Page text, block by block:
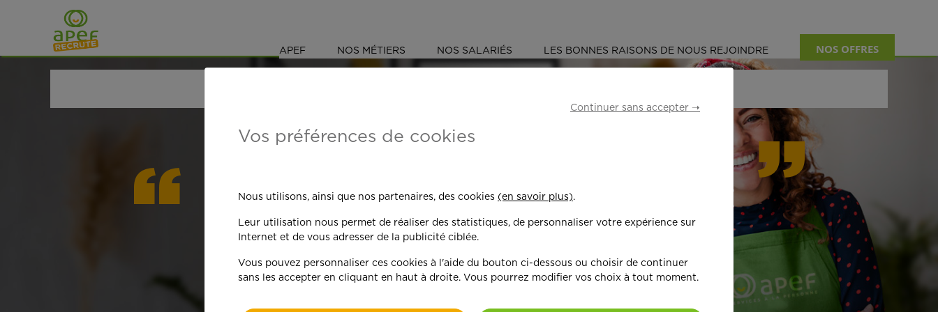
Navigation
Saut au contenu
APEF NOS MÉTIERS NOS SALARIÉS LES BONNES RAISONS DE NOUS REJOINDRE NOS OFFRES
On est toujours plus performant
quand on y met du cœur !
Continuer sans accepter ➝
Vos préférences de cookies
Nous utilisons, ainsi que nos partenaires, des cookies (en savoir plus).
Leur utilisation nous permet de réaliser des statistiques, de personnaliser votre expérience sur
Internet et de vous adresser de la publicité ciblée.
Vous pouvez personnaliser ces cookies à l'aide du bouton ci-dessous ou choisir de continuer
sans les accepter en cliquant en haut à droite. Vous pourrez modifier vos choix à tout moment.